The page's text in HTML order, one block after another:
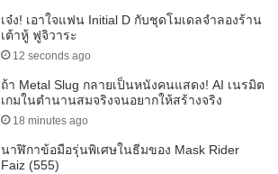
เจ๋ง! เอาใจแฟน Initial D กับชุดโมเดลจำลองร้าน
เต้าหู้ ฟูจิวาระ
12 seconds ago
ถ้า Metal Slug กลายเป็นหนังคนแสดง! AI เนรมิต
เกมในตำนานสมจริงจนอยากให้สร้างจริง
18 minutes ago
นาฬิกาข้อมือรุ่นพิเศษในธีมของ Mask Rider
Faiz (555)